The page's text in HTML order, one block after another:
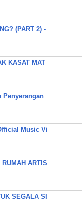
(PART 2) -
KASAT MAT
Penyerangan
Music Vi
RUMAH ARTIS
SEGALA SI